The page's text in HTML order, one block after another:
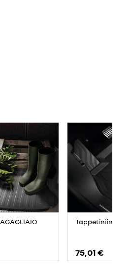
Tappetini in
75,01 €